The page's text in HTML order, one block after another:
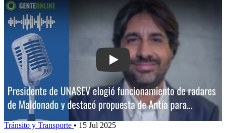
Play: Presidente de UNASEV elogió
Tránsito y Transporte • 15 Jul 2025